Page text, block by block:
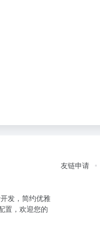
发，简约优雅
置，欢迎您的
友链申请